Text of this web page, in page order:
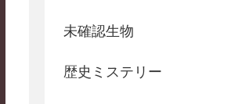
未確認生物
歴史ミステリー